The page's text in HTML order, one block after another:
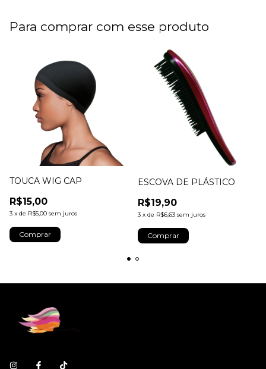
Para comprar com esse produto
TOUCA WIG CAP
R$15,00
3 x de R$5,00 sem juros
ESCOVA DE PLÁSTICO
R$19,90
3 x de R$6,63 sem juros